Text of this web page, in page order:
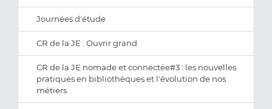
Journées d'étude
CR de la JE : Ouvrir grand
CR de la JE nomade et connectée#3 : les nouvelles
pratiques en bibliothèques et l'évolution de nos
métiers